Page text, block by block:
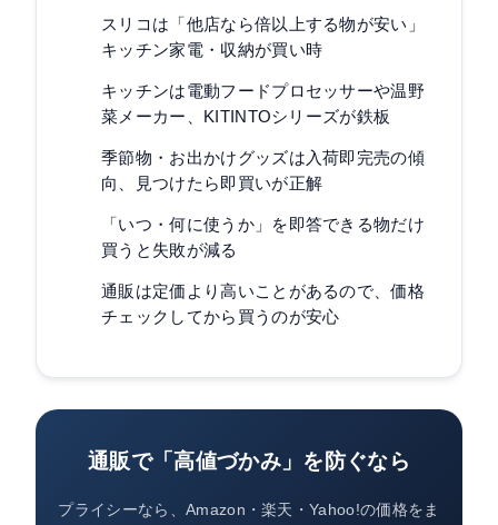
当に買うべき1点が見つかります。
スリコは「他店なら倍以上する物が安い」
キッチン家電・収納が買い時
キッチンは電動フードプロセッサーや温野
菜メーカー、KITINTOシリーズが鉄板
季節物・お出かけグッズは入荷即完売の傾
向、見つけたら即買いが正解
「いつ・何に使うか」を即答できる物だけ
買うと失敗が減る
通販は定価より高いことがあるので、価格
チェックしてから買うのが安心
通販で「高値づかみ」を防ぐなら
プライシーなら、Amazon・楽天・Yahoo!の価格をま